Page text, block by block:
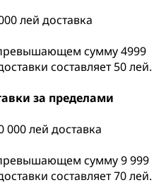
лей доставка
сумму 4999
составляет 50 лей.
за пределами
000 лей доставка
сумму 9 999
составляет 70 лей.